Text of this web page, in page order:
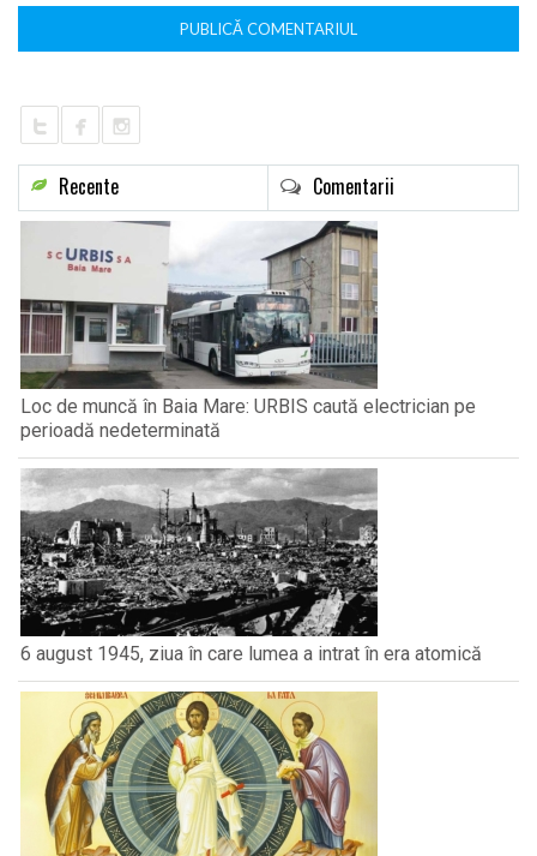
Recente Comentarii
Loc de muncă în Baia Mare: URBIS caută electrician pe
perioadă nedeterminată
6 august 1945, ziua în care lumea a intrat în era atomică